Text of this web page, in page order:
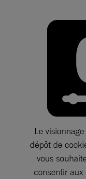
Le
dépôt de
vous
consentir